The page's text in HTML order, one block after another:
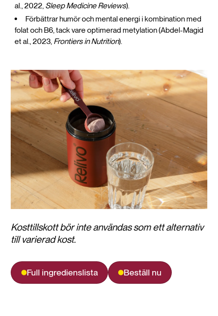
al., 2022, Sleep Medicine Reviews).
Förbättrar humör och mental energi i kombination med
folat och B6, tack vare optimerad metylation (Abdel-Magid
et al., 2023, Frontiers in Nutrition).
Kosttillskott bör inte användas som ett alternativ
till varierad kost.
Full ingredienslista Beställ nu